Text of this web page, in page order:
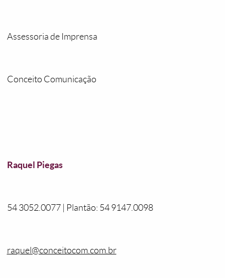
Assessoria de Imprensa
Conceito Comunicação
Raquel Piegas
54 3052.0077 | Plantão: 54 9147.0098
raquel@conceitocom.com.br